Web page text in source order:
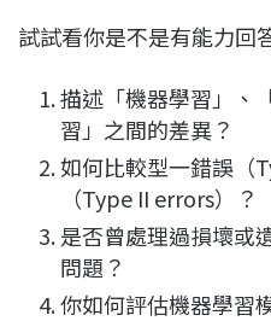
試試看你是不是有能力回
描述「機器學習」、
習」之間的差異？
如何比較型一錯誤（
（Type II errors）？
是否曾處理過損壞或
問題？
你如何評估機器學習